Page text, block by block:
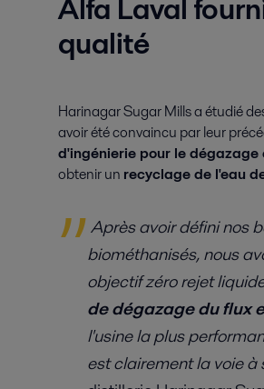
Alfa Laval
qualité
Harinagar Sugar Mills a étudié
avoir été convaincu par leur
d'ingénierie pour le
obtenir un recyclage de l'eau
Après avoir défini nos
biométhanisés, nous
objectif zéro rejet
de dégazage du flux
l'usine la plus
est clairement la voie à